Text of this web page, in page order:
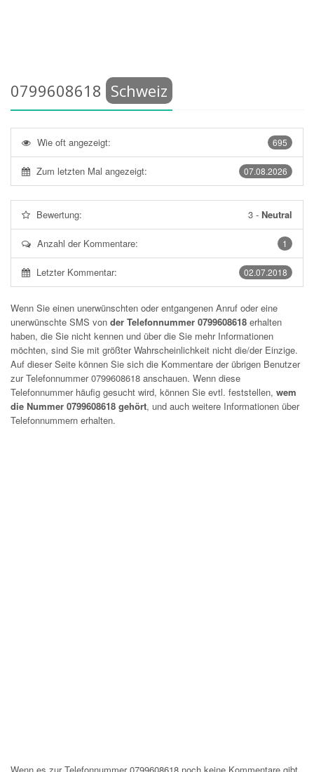
0799608618 Schweiz
695
Wie oft angezeigt:
07.08.2026
Zum letzten Mal angezeigt:
Bewertung: 3 - Neutral
1
Anzahl der Kommentare:
02.07.2018
Letzter Kommentar:
Wenn Sie einen unerwünschten oder entgangenen Anruf oder eine
unerwünschte SMS von der Telefonnummer 0799608618 erhalten
haben, die Sie nicht kennen und über die Sie mehr Informationen
möchten, sind Sie mit größter Wahrscheinlichkeit nicht die/der Einzige.
Auf dieser Seite können Sie sich die Kommentare der übrigen Benutzer
zur Telefonnummer0799608618 anschauen. Wenn diese
Telefonnummer häufig gesucht wird, können Sie evtl. feststellen, wem
die Nummer 0799608618 gehört, und auch weitere Informationen über
Telefonnummern erhalten.